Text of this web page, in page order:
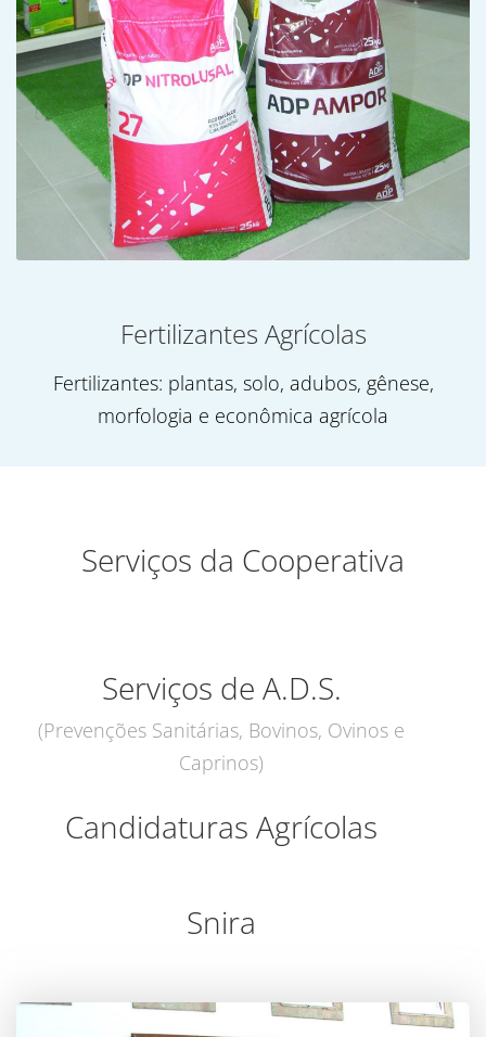
Fertilizantes Agrícolas
Fertilizantes: plantas, solo, adubos, gênese,
morfologia e econômica agrícola
Serviços da Cooperativa
Serviços de A.D.S.
(Prevenções Sanitárias, Bovinos, Ovinos e
Caprinos)
Candidaturas Agrícolas
Snira